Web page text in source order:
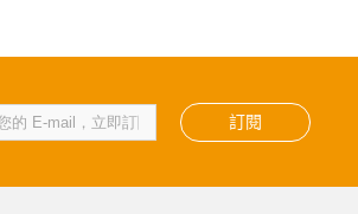
訂閱